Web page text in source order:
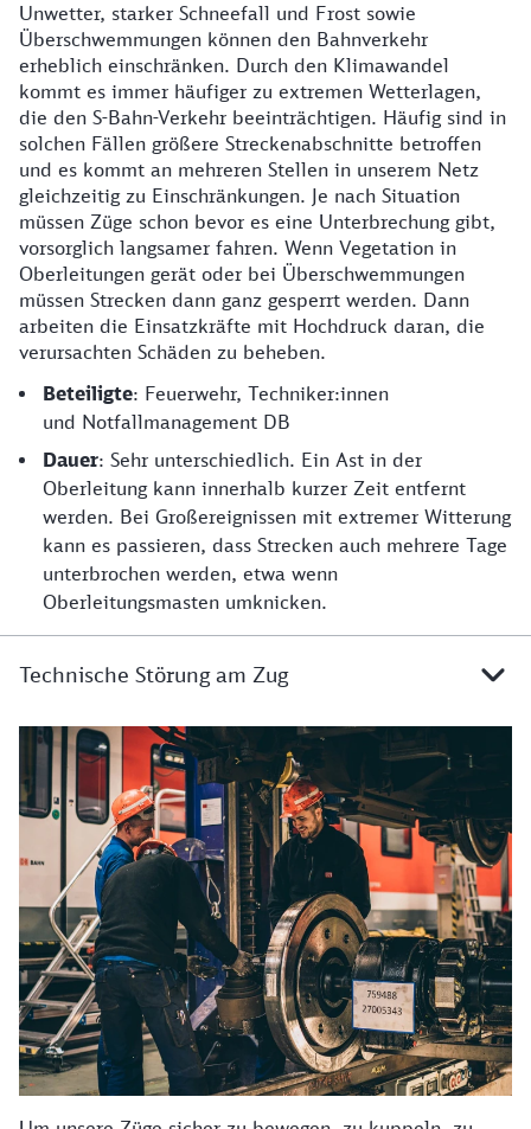
Unwetter, starker Schneefall und Frost sowie
Überschwemmungen können den Bahnverkehr
erheblich einschränken. Durch den Klimawandel
kommt es immer häufiger zu extremen Wetterlagen,
die den S-Bahn-Verkehr beeinträchtigen. Häufig sind in
solchen Fällen größere Streckenabschnitte betroffen
und es kommt an mehreren Stellen in unserem Netz
gleichzeitig zu Einschränkungen. Je nach Situation
müssen Züge schon bevor es eine Unterbrechung gibt,
vorsorglich langsamer fahren. Wenn Vegetation in
Oberleitungen gerät oder bei Überschwemmungen
müssen Strecken dann ganz gesperrt werden. Dann
arbeiten die Einsatzkräfte mit Hochdruck daran, die
verursachten Schäden zu beheben.
Beteiligte: Feuerwehr, Techniker:innen
und Notfallmanagement DB
Dauer: Sehr unterschiedlich. Ein Ast in der
Oberleitung kann innerhalb kurzer Zeit entfernt
werden. Bei Großereignissen mit extremer Witterung
kann es passieren, dass Strecken auch mehrere Tage
unterbrochen werden, etwa wenn
Oberleitungsmasten umknicken.
Technische Störung am Zug
Details zur technischen Störung am Zug